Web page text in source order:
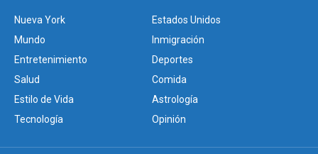
Nueva York
Estados Unidos
Mundo
Inmigración
Entretenimiento
Deportes
Salud
Comida
Estilo de Vida
Astrología
Tecnología
Opinión